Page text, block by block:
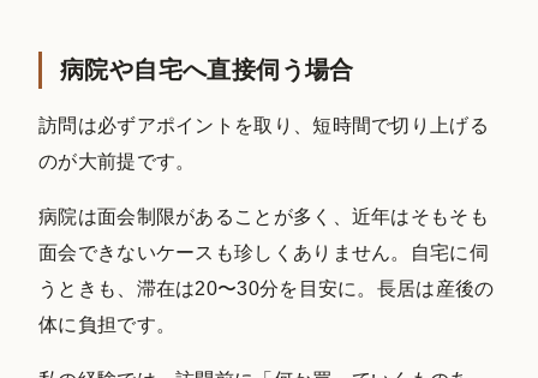
病院や自宅へ直接伺う場合
訪問は必ずアポイントを取り、短時間で切り上げる
のが大前提です。
病院は面会制限があることが多く、近年はそもそも
面会できないケースも珍しくありません。自宅に伺
うときも、滞在は20〜30分を目安に。長居は産後の
体に負担です。